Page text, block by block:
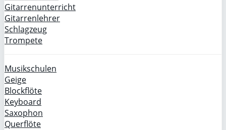
Gitarrenunterricht
Gitarrenlehrer
Schlagzeug
Trompete
Musikschulen
Geige
Blockflöte
Keyboard
Saxophon
Querflöte